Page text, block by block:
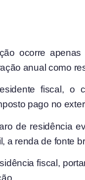
ocorre
anual como
fiscal, o
pago no
de residência
a renda de fonte
fiscal,